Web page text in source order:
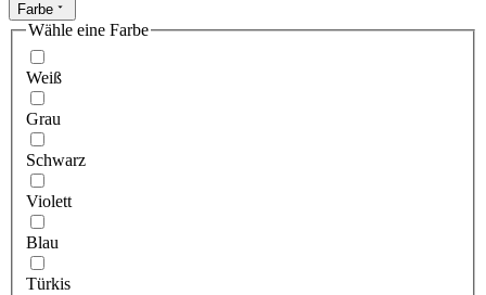
Farbe
Wähle eine Farbe
Weiß
Grau
Schwarz
Violett
Blau
Türkis